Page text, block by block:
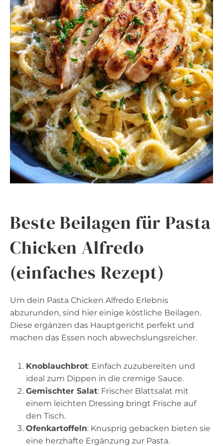
Beste Beilagen für Pasta
Chicken Alfredo
(einfaches Rezept)
Um dein Pasta Chicken Alfredo Erlebnis
abzurunden, sind hier einige köstliche Beilagen.
Diese ergänzen das Hauptgericht perfekt und
machen das Essen noch abwechslungsreicher.
Knoblauchbrot: Einfach zuzubereiten und
ideal zum Dippen in die cremige Sauce.
Gemischter Salat: Frischer Blattsalat mit
einem leichten Dressing bringt Frische auf
den Tisch.
Ofenkartoffeln: Knusprig gebacken bieten sie
eine herzhafte Ergänzung zur Pasta.